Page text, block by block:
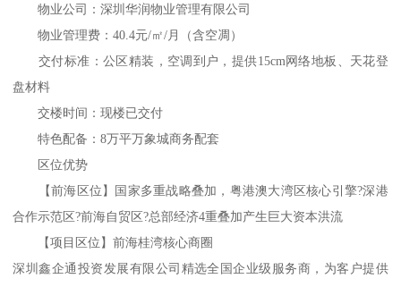
物业公司：深圳华润物业管理有限公司
物业管理费：40.4元/㎡/月（含空凋）
交付标准：公区精装，空调到户，提供15cm网络地板、天花登
盘材料
交楼时间：现楼已交付
特色配备：8万平万象城商务配套
区位优势
【前海区位】国家多重战略叠加，粤港澳大湾区核心引擎?深港
合作示范区?前海自贸区?总部经济4重叠加产生巨大资本洪流
【项目区位】前海桂湾核心商圈
深圳鑫企通投资发展有限公司精选全国企业级服务商，为客户提供